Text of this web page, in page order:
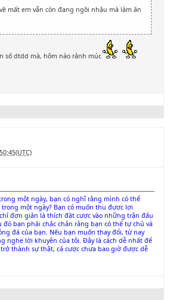
mất em vẫn còn đang ngồi nhậu mà làm ăn
số dtdd mà, hôm nào rảnh múc
một ngày, bạn có nghĩ rằng mình có thể
một ngày? Bạn có muốn thu được lợi
đơn giản là thích đặt cược vào những trận đấu
bạn phải chắc chắn rằng bạn có thể tự chủ và
đá của bạn. Nếu bạn muốn thay đổi, từ nay
nghe lời khuyên của tôi. Đây là cách dễ nhất để
thành sự thật, cá cược chưa bao giờ được dễ